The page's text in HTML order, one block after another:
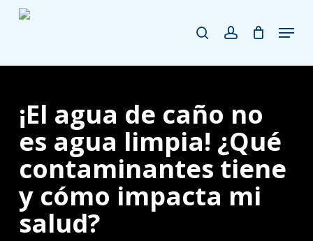
Skip
searchaccountMenu
Close
Cart
¡El agua de caño no
es agua limpia! ¿Qué
contaminantes tiene
y cómo impacta mi
salud?